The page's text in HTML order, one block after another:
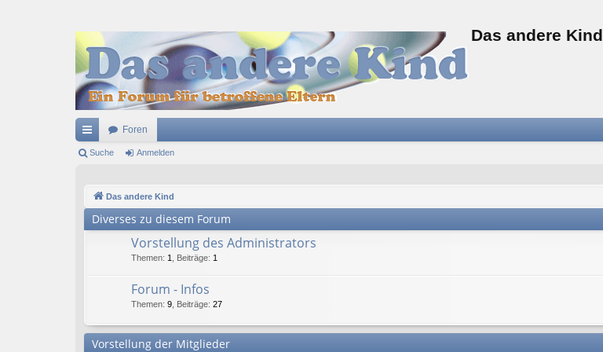
Das andere Kind
ch
Foren
Suche Anmelden
Das andere Kind
Diverses zu diesem Forum
Vorstellung des Administrators
Themen: 1 Beiträge: 1
Forum - Infos
Themen: 9 Beiträge: 27
Vorstellung der Mitglieder